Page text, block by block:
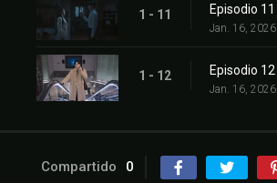
1 - 11 Episodio 11
Jan. 16, 2026
1 - 12 Episodio 12
Jan. 16, 2026
Compartido 0